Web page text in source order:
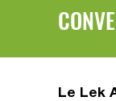
Le Lek